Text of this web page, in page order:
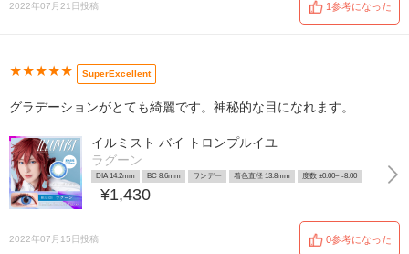
2022年07月21日投稿 1参考になった
★★★★★ SuperExcellent
グラデーションがとても綺麗です。神秘的な目になれます。
イルミスト バイ トロンプルイユ
ラグーン
DIA 14.2mm BC 8.6mm ワンデー 着色直径 13.8mm 度数 ±0.00~ -8.00
¥1,430
2022年07月15日投稿 0参考になった